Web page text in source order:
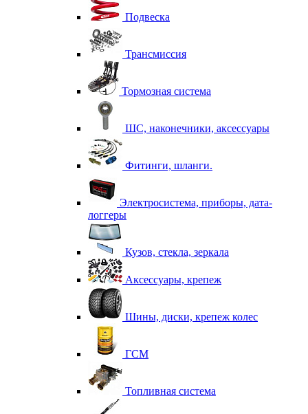
Подвеска
Трансмиссия
Тормозная система
ШС, наконечники, аксессуары
Фитинги, шланги.
Электросистема, приборы, дата-
логгеры
Кузов, стекла, зеркала
Аксессуары, крепеж
Шины, диски, крепеж колес
ГСМ
Топливная система